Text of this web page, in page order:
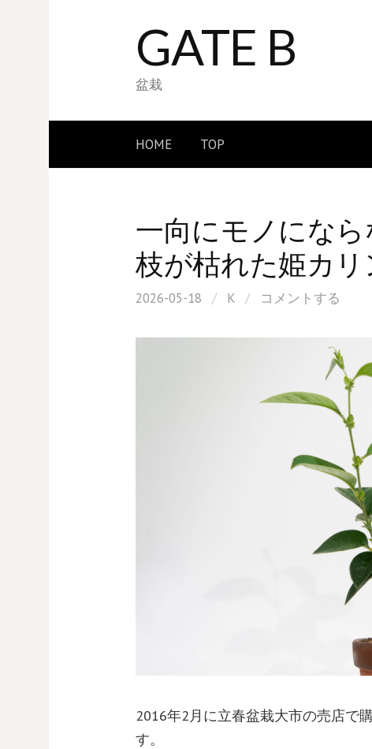
GATE B
盆栽
HOME TOP
一向にモノにな
枝が枯れた姫カリ
2026-05-18 / K / コメントする
2016年2月に立春盆栽大市の売店で
す。